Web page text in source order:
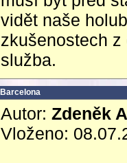
vidět naše
zkušenostech
služba.
Barcelona
Autor: Zdeněk
Vloženo: